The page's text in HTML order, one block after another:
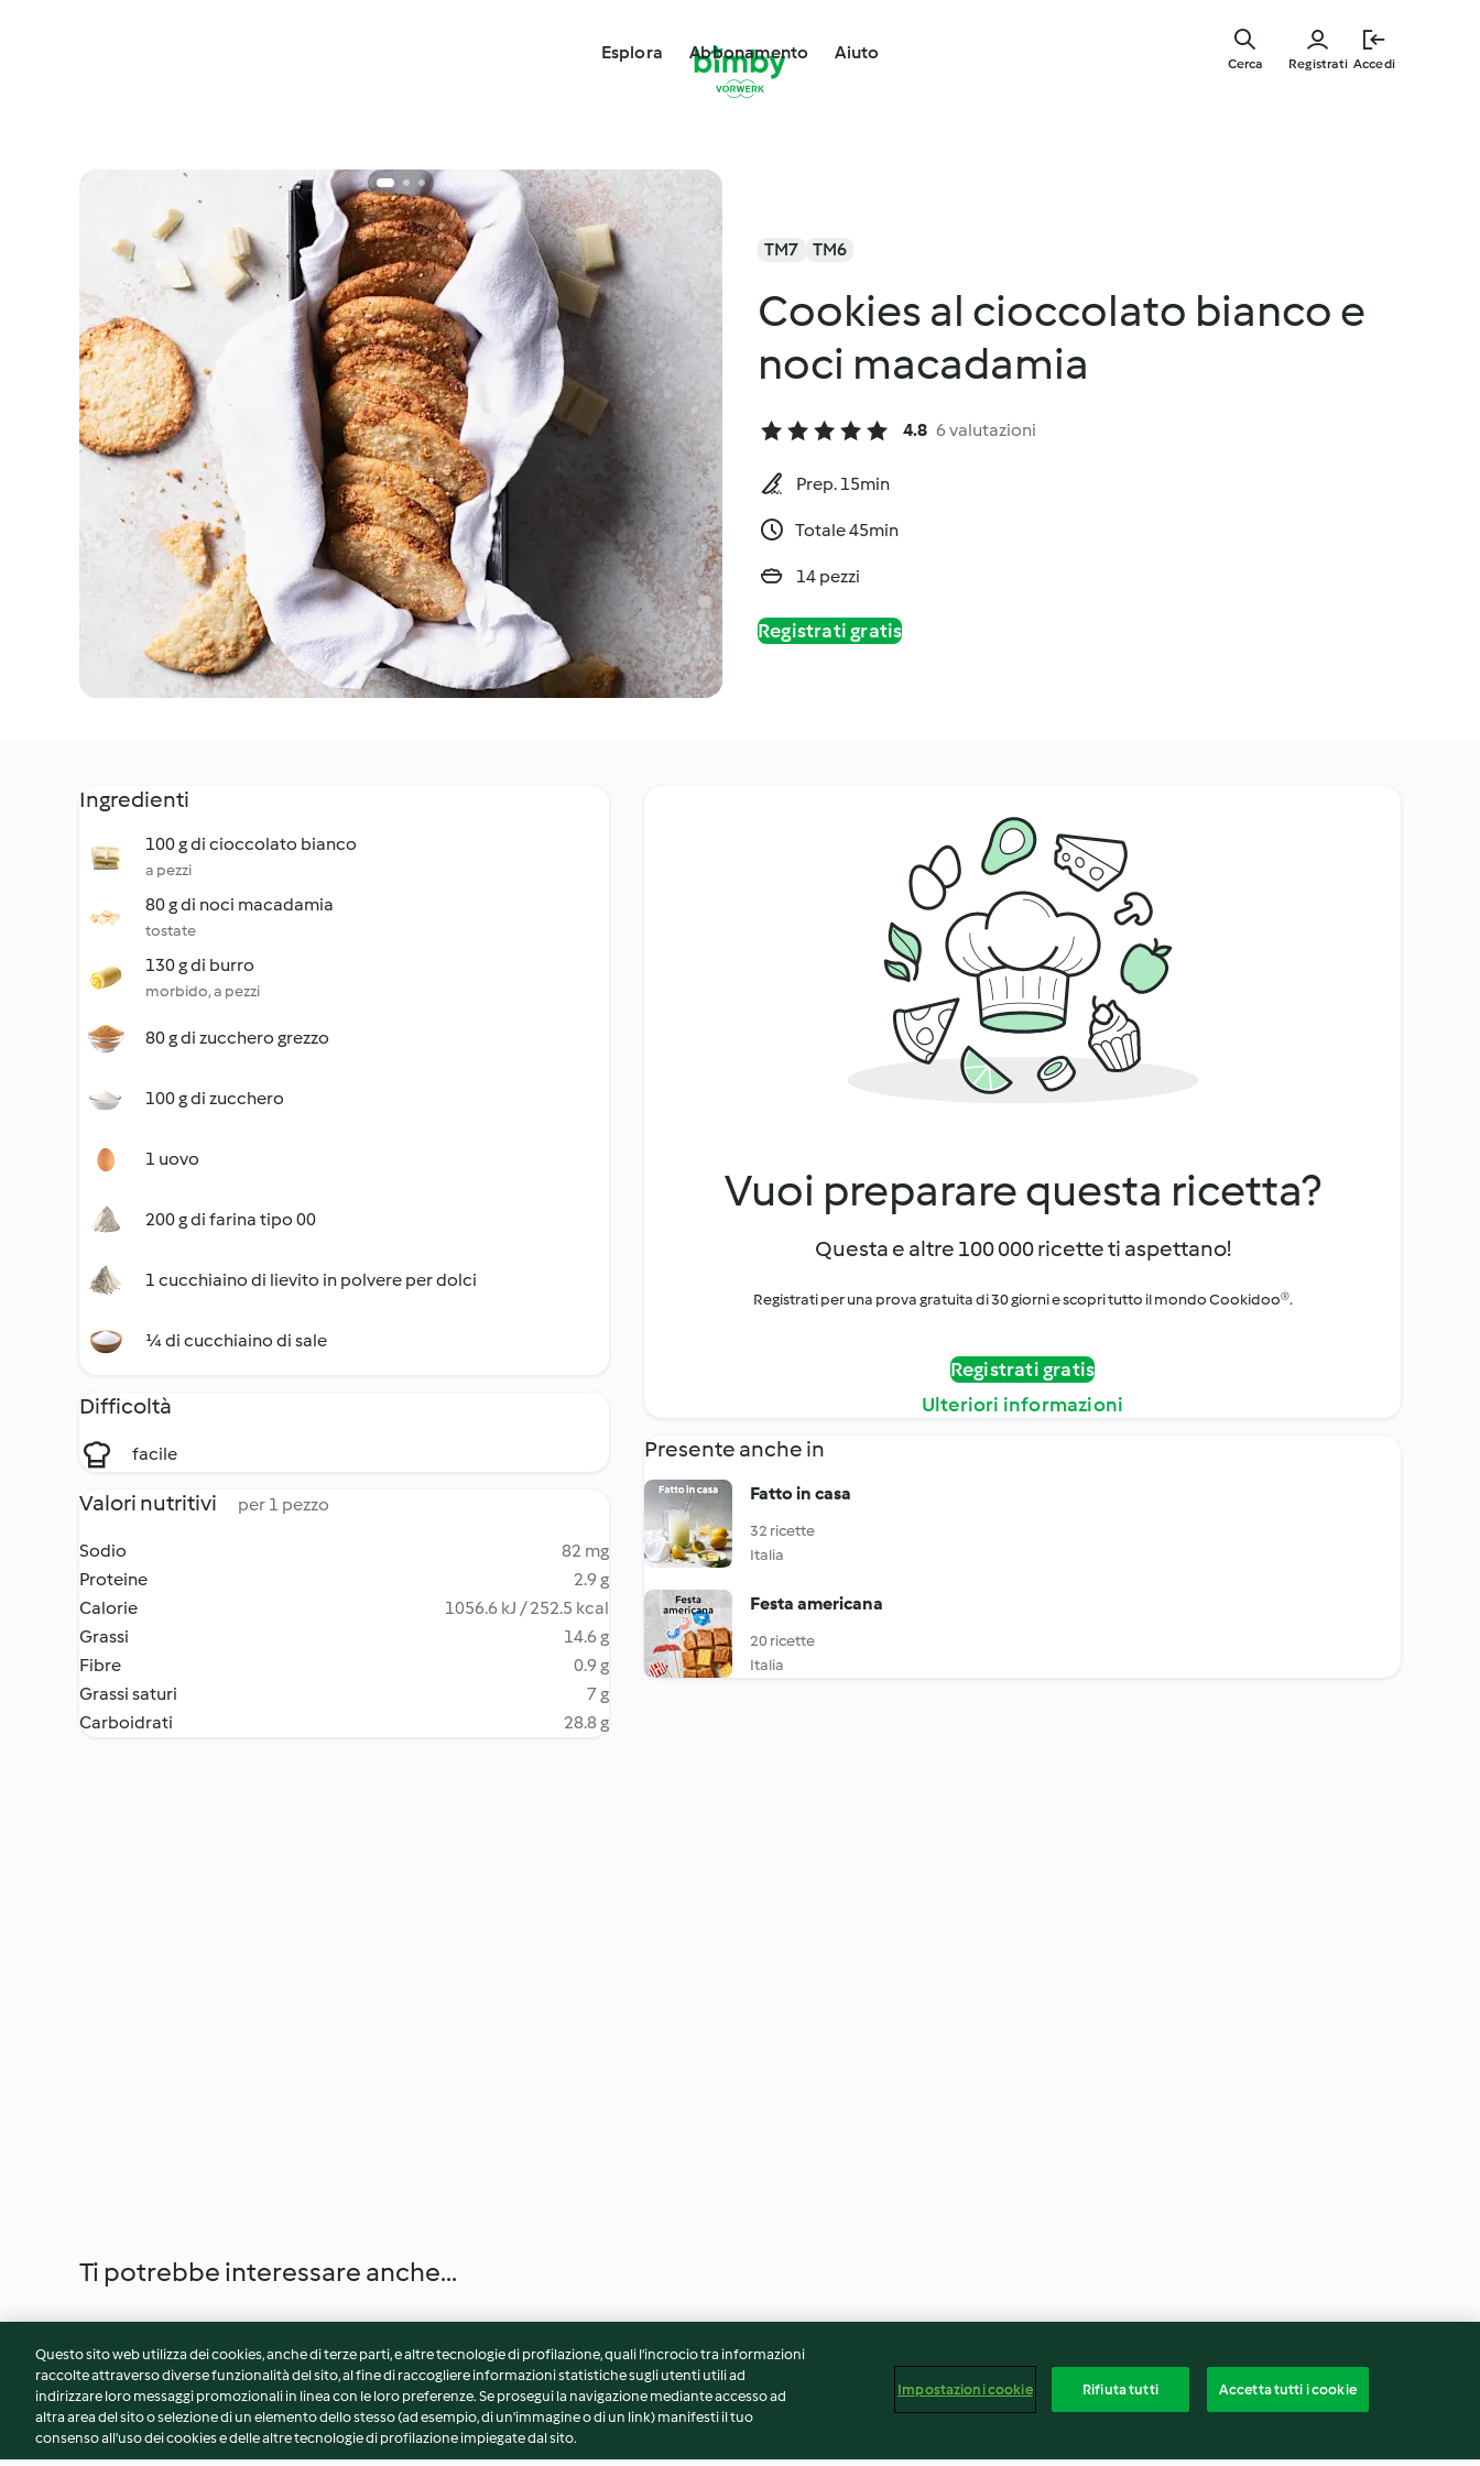
Esplora Abbonamento Aiuto
Registrati Accedi
Cerca
TM7 TM6
Cookies al cioccolato bianco e
noci macadamia
4.8 6 valutazioni
Prep. 15min
Totale 45min
14 pezzi
Registrati gratis
Ingredienti
100 g di cioccolato bianco
a pezzi
80 g di noci macadamia
tostate
130 g di burro
morbido, a pezzi
80 g di zucchero grezzo
100 g di zucchero
1 uovo
200 g di farina tipo 00
1 cucchiaino di lievito in polvere per dolci
¼ di cucchiaino di sale
Difficoltà
facile
Valori nutritivi per 1 pezzo
Sodio
82 mg
Proteine
2.9 g
Calorie
1056.6 kJ / 252.5 kcal
Grassi
14.6 g
Fibre
0.9 g
Grassi saturi
7 g
Carboidrati
28.8 g
Vuoi preparare questa ricetta?
Questa e altre 100 000 ricette ti aspettano!
Registrati per una prova gratuita di 30 giorni e scopri tutto il mondo Cookidoo®.
Registrati gratis
Ulteriori informazioni
Presente anche in
Fatto in casa
32 ricette
Italia
Festa americana
20 ricette
Italia
Ti potrebbe interessare anche...
Questo sito web utilizza dei cookies, anche di terze parti, e altre tecnologie di profilazione, quali l’incrocio tra informazioni
raccolte attraverso diverse funzionalità del sito, al fine di raccogliere informazioni statistiche sugli utenti utili ad
indirizzare loro messaggi promozionali in linea con le loro preferenze. Se prosegui la navigazione mediante accesso ad
altra area del sito o selezione di un elemento dello stesso (ad esempio, di un'immagine o di un link) manifesti il tuo
consenso all'uso dei cookies e delle altre tecnologie di profilazione impiegate dal sito.
Impostazioni cookie Rifiuta tutti Accetta tutti i cookie